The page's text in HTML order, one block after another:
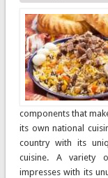
components that
its own national
country with its
cuisine. A variety
impresses with its